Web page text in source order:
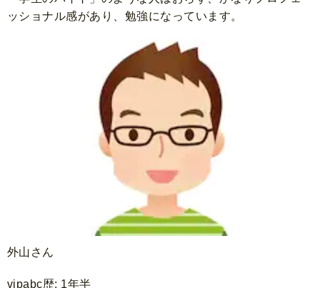
ッショナル感があり、勉強になっています。
外山さん
vipabc歴: 1年半